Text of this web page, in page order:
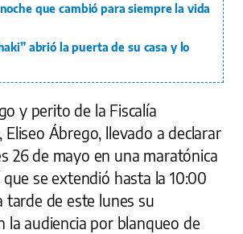
que cambió para siempre la vida
abrió la puerta de su casa y lo
y perito de la Fiscalía
Ábrego, llevado a declarar
26 de mayo en una maratónica
se extendió hasta la 10:00
tarde de este lunes su
la audiencia por blanqueo de